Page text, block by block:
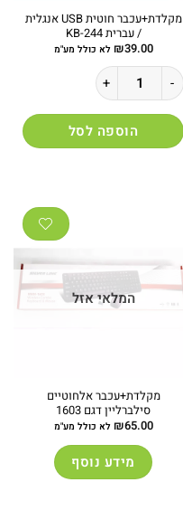
מקלדת+עכבר חוטית USB אנגלית
/ עברית KB-244
₪39.00 לא כולל מע"מ
כמות של מקלדת+עכבר חוטית USB אנגלית / עברית KB-244
הוספה לסל
המלאי אזל
מקלדת+עכבר אלחוטיים
סילברליין דגם 1603
₪65.00 לא כולל מע"מ
מידע נוסף